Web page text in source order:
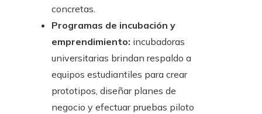
concretas.
Programas de incubación y
emprendimiento: incubadoras
universitarias brindan respaldo a
equipos estudiantiles para crear
prototipos, diseñar planes de
negocio y efectuar pruebas piloto